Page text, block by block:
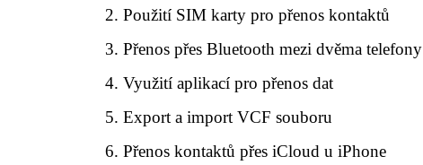
Použití SIM karty pro přenos kontaktů
Přenos přes Bluetooth mezi dvěma telefony
Využití aplikací pro přenos dat
Export a import VCF souboru
Přenos kontaktů přes iCloud u iPhone